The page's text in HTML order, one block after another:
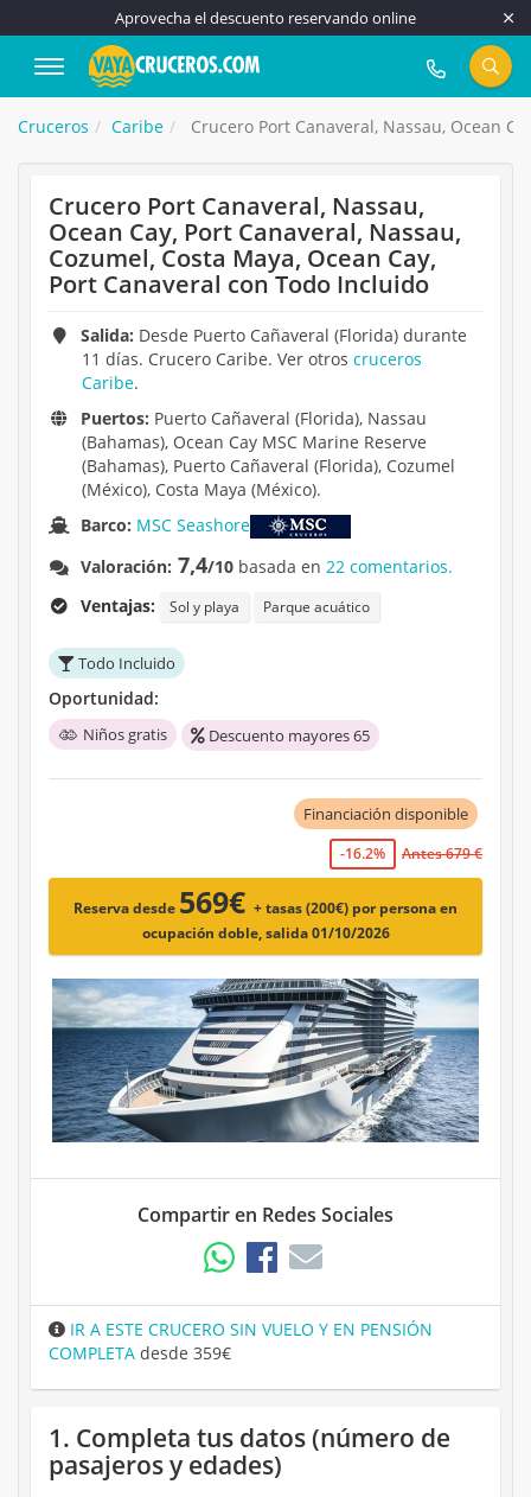
Aprovecha el descuento reservando online
917 815 555
Cruceros Caribe Crucero Port Canaveral, Nassau, Ocean
Crucero Port Canaveral, Nassau,
Ocean Cay, Port Canaveral, Nassau,
Cozumel, Costa Maya, Ocean Cay,
Port Canaveral con Todo Incluido
Salida: Desde Puerto Cañaveral (Florida) durante
11 días. Crucero Caribe. Ver otros cruceros
Caribe.
Puertos: Puerto Cañaveral (Florida), Nassau
(Bahamas), Ocean Cay MSC Marine Reserve
(Bahamas), Puerto Cañaveral (Florida), Cozumel
(México), Costa Maya (México).
Barco: MSC Seashore
Valoración: 7,4/10 basada en22 comentarios.
Ventajas:
Sol y playa Parque acuático
Todo Incluido
Oportunidad:
Niños gratis Descuento mayores 65
Financiación disponible
-16.2% Antes 679 €
Reserva desde 569€ + tasas (200€) por persona en
ocupación doble, salida 01/10/2026
Compartir en Redes Sociales
IR A ESTE CRUCERO SIN VUELO Y EN PENSIÓN
COMPLETA desde 359€
1. Completa tus datos (número de
pasajeros y edades)